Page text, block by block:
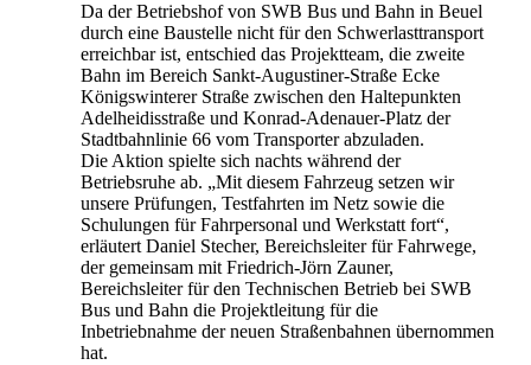
Da der Betriebshof von SWB Bus und Bahn in Beuel
durch eine Baustelle nicht für den Schwerlasttransport
erreichbar ist, entschied das Projektteam, die zweite
Bahn im Bereich Sankt-Augustiner-Straße Ecke
Königswinterer Straße zwischen den Haltepunkten
Adelheidisstraße und Konrad-Adenauer-Platz der
Stadtbahnlinie 66 vom Transporter abzuladen.
Die Aktion spielte sich nachts während der
Betriebsruhe ab. „Mit diesem Fahrzeug setzen wir
unsere Prüfungen, Testfahrten im Netz sowie die
Schulungen für Fahrpersonal und Werkstatt fort“,
erläutert Daniel Stecher, Bereichsleiter für Fahrwege,
der gemeinsam mit Friedrich-Jörn Zauner,
Bereichsleiter für den Technischen Betrieb bei SWB
Bus und Bahn die Projektleitung für die
Inbetriebnahme der neuen Straßenbahnen übernommen
hat.